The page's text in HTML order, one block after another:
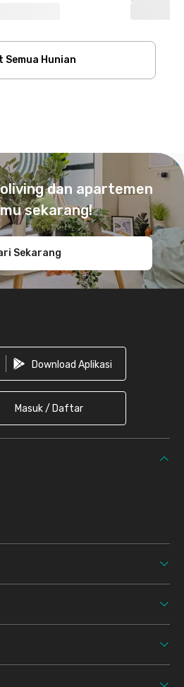
Semua Hunian
dan apartemen
sekarang!
Sekarang
Download Aplikasi
Masuk / Daftar